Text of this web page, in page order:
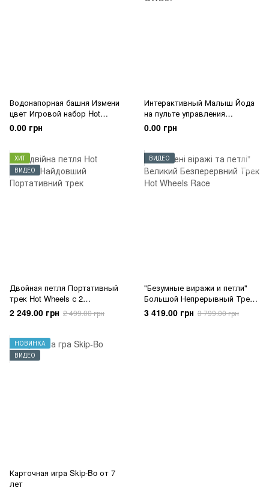
Водонапорная башня Измени
цвет Игровой набор Hot
Wheels
0.00 грн
Интерактивный Малыш Йода
на пульте управления
Mandalorian
0.00 грн
ХИТ
ВИДЕО
Двойная петля Портативный
трек Hot Wheels с 2
машинками
2 249.00 грн 2 499.00 грн
ВИДЕО
"Безумные виражи и петли"
Большой Непрерывный Трек
Hot Wheels Race (HXR70)
3 419.00 грн 3 799.00 грн
НОВИНКА
ВИДЕО
Карточная игра Skip-Bo от 7
лет